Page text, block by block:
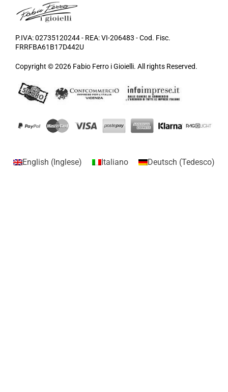
P.IVA: 02735120244 - REA: VI-206483 - Cod. Fisc.
FRRFBA61B17D442U
Copyright © 2026 Fabio Ferro i Gioielli. All rights Reserved.
English (Inglese) Italiano Deutsch (Tedesco)